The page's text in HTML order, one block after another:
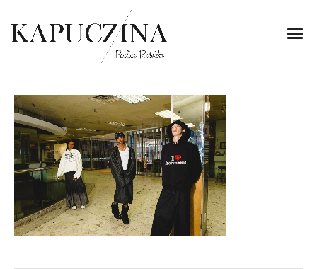
4 września 2023
cechy_streetwear_1
Written by